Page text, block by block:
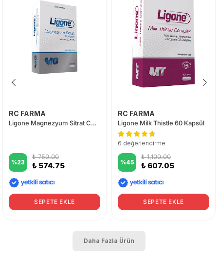
RC FARMA
Ligone Magnezyum Sitrat Complex 60 Tablet
%23
₺ 750.00
₺ 574.75
SEPETE EKLE
RC FARMA
Ligone Milk Thistle 60 Kapsül
6 değerlendirme
%45
₺ 1,100.00
₺ 607.05
SEPETE EKLE
Daha Fazla Ürün